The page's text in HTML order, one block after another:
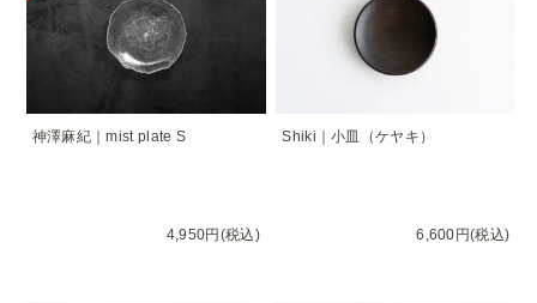
神澤麻紀｜mist plate S
4,950円(税込)
Shiki｜小皿（ケヤキ）
6,600円(税込)